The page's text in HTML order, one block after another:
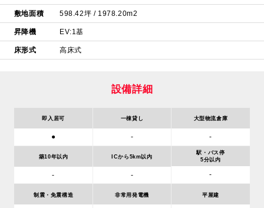
敷地面積 598.42坪 / 1978.20m2
昇降機 EV:1基
床形式 高床式
設備詳細
即入居可
●
一棟貸し
-
大型物流倉庫
-
築10年以内
-
ICから5km以内
-
駅・バス停
5分以内
-
制震・免震構造 非常用発電機 平屋建